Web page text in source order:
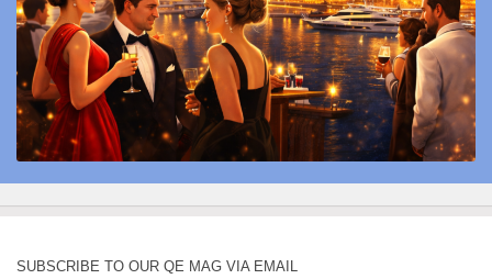
SUBSCRIBE TO OUR QE MAG VIA EMAIL